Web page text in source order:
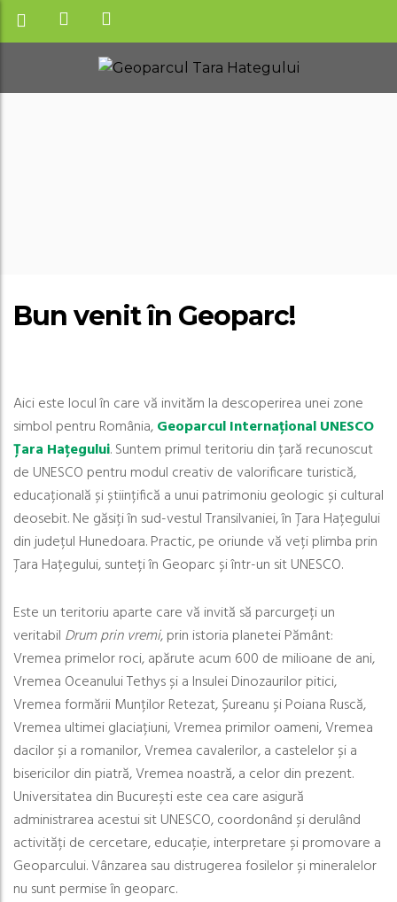
Bun venit în Geoparc!
Aici este locul în care vă invităm la descoperirea unei zone
simbol pentru România,Geoparcul Internațional UNESCO
Țara Hațegului. Suntem primul teritoriu din țară recunoscut
de UNESCO pentru modul creativ de valorificare turistică,
educațională și științifică a unui patrimoniu geologic și cultural
deosebit. Ne găsiți în sud-vestul Transilvaniei, în Țara Hațegului
din județul Hunedoara. Practic, pe oriunde vă veți plimba prin
Țara Hațegului, sunteți în Geoparc și într-un sit UNESCO.
Este un teritoriu aparte care vă invită să parcurgeți un
veritabil Drum prin vremi, prin istoria planetei Pământ:
Vremea primelor roci, apărute acum 600 de milioane de ani,
Vremea Oceanului Tethys și a Insulei Dinozaurilor pitici,
Vremea formării Munților Retezat, Șureanu și Poiana Ruscă,
Vremea ultimei glaciațiuni, Vremea primilor oameni, Vremea
dacilor și a romanilor, Vremea cavalerilor, a castelelor și a
bisericilor din piatră, Vremea noastră, a celor din prezent.
Universitatea din București este cea care asigură
administrarea acestui sit UNESCO, coordonând și derulând
activități de cercetare, educație, interpretare și promovare a
Geoparcului. Vânzarea sau distrugerea fosilelor și mineralelor
nu sunt permise în geoparc.